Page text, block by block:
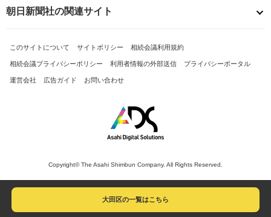
大田区の一覧はこちら
朝日新聞社の関連サイト
このサイトについて サイトポリシー 相続会議利用規約
相続会議プライバシーポリシー 利用者情報の外部送信 プライバシーポータル
運営会社 広告ガイド お問い合わせ
Copyright© The Asahi Shimbun Company. All Rights Reserved.